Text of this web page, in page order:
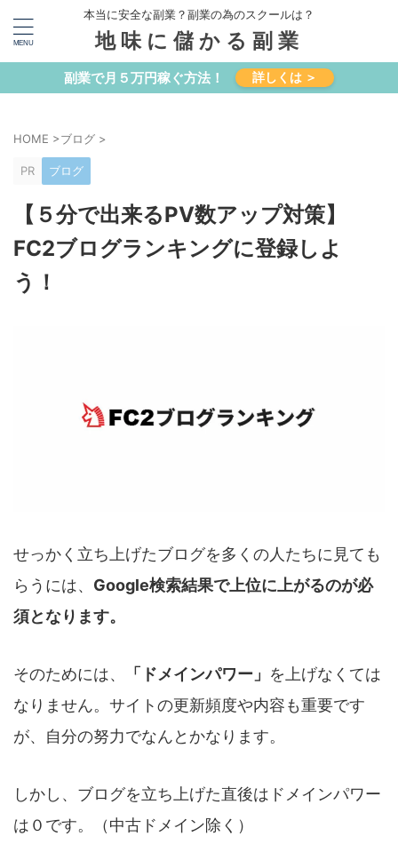
本当に安全な副業？副業の為のスクールは？
地味に儲かる副業
副業で月５万円稼ぐ方法！ 詳しくは ＞
HOME >ブログ >
PR ブログ
【５分で出来るPV数アップ対策】
FC2ブログランキングに登録しよ
う！
せっかく立ち上げたブログを多くの人たちに見ても
らうには、 Google検索結果で上位に上がるのが必
須となります。
そのためには、 「ドメインパワー」 を上げなくては
なりません。サイトの更新頻度や内容も重要です
が、自分の努力でなんとかなります。
しかし、ブログを立ち上げた直後はドメインパワー
は０です。（中古ドメイン除く）